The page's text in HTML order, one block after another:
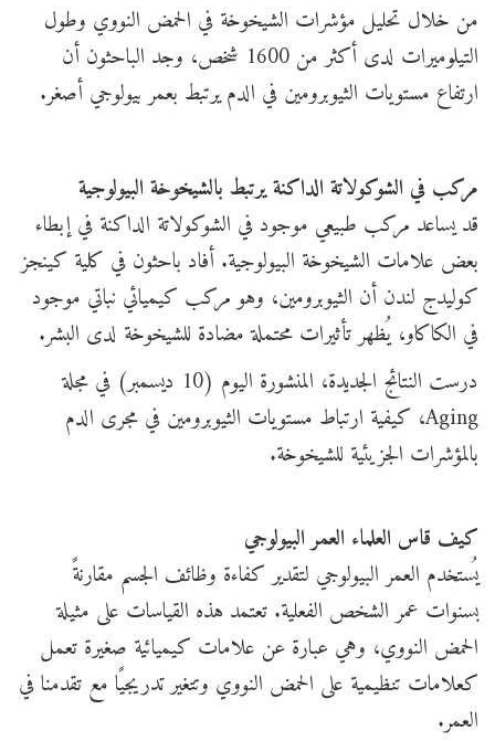
من خلال تحليل مؤشرات الشيخوخة في الحمض النووي وطول
التيلوميرات لدى أكثر من 1600 شخص، وجد الباحثون أن
ارتفاع مستويات الثيوبرومين في الدم يرتبط بعمر بيولوجي أصغر.
مركب في الشوكولاتة الداكنة يرتبط بالشيخوخة البيولوجية
قد يساعد مركب طبيعي موجود في الشوكولاتة الداكنة في إبطاء
بعض علامات الشيخوخة البيولوجية. أفاد باحثون في كلية كينجز
كوليدج لندن أن الثيوبرومين، وهو مركب كيميائي نباتي موجود
في الكاكاو، يُظهر تأثيرات محتملة مضادة للشيخوخة لدى البشر.
درست النتائج الجديدة، المنشورة اليوم (10 ديسمبر) في مجلة
Aging، كيفية ارتباط مستويات الثيوبرومين في مجرى الدم
بالمؤشرات الجزيئية للشيخوخة.
كيف قاس العلماء العمر البيولوجي
يُستخدم العمر البيولوجي لتقدير كفاءة وظائف الجسم مقارنةً
بسنوات عمر الشخص الفعلية. تعتمد هذه القياسات على مثيلة
الحمض النووي، وهي عبارة عن علامات كيميائية صغيرة تعمل
كعلامات تنظيمية على الحمض النووي وتتغير تدريجيًا مع تقدمنا في
العمر.